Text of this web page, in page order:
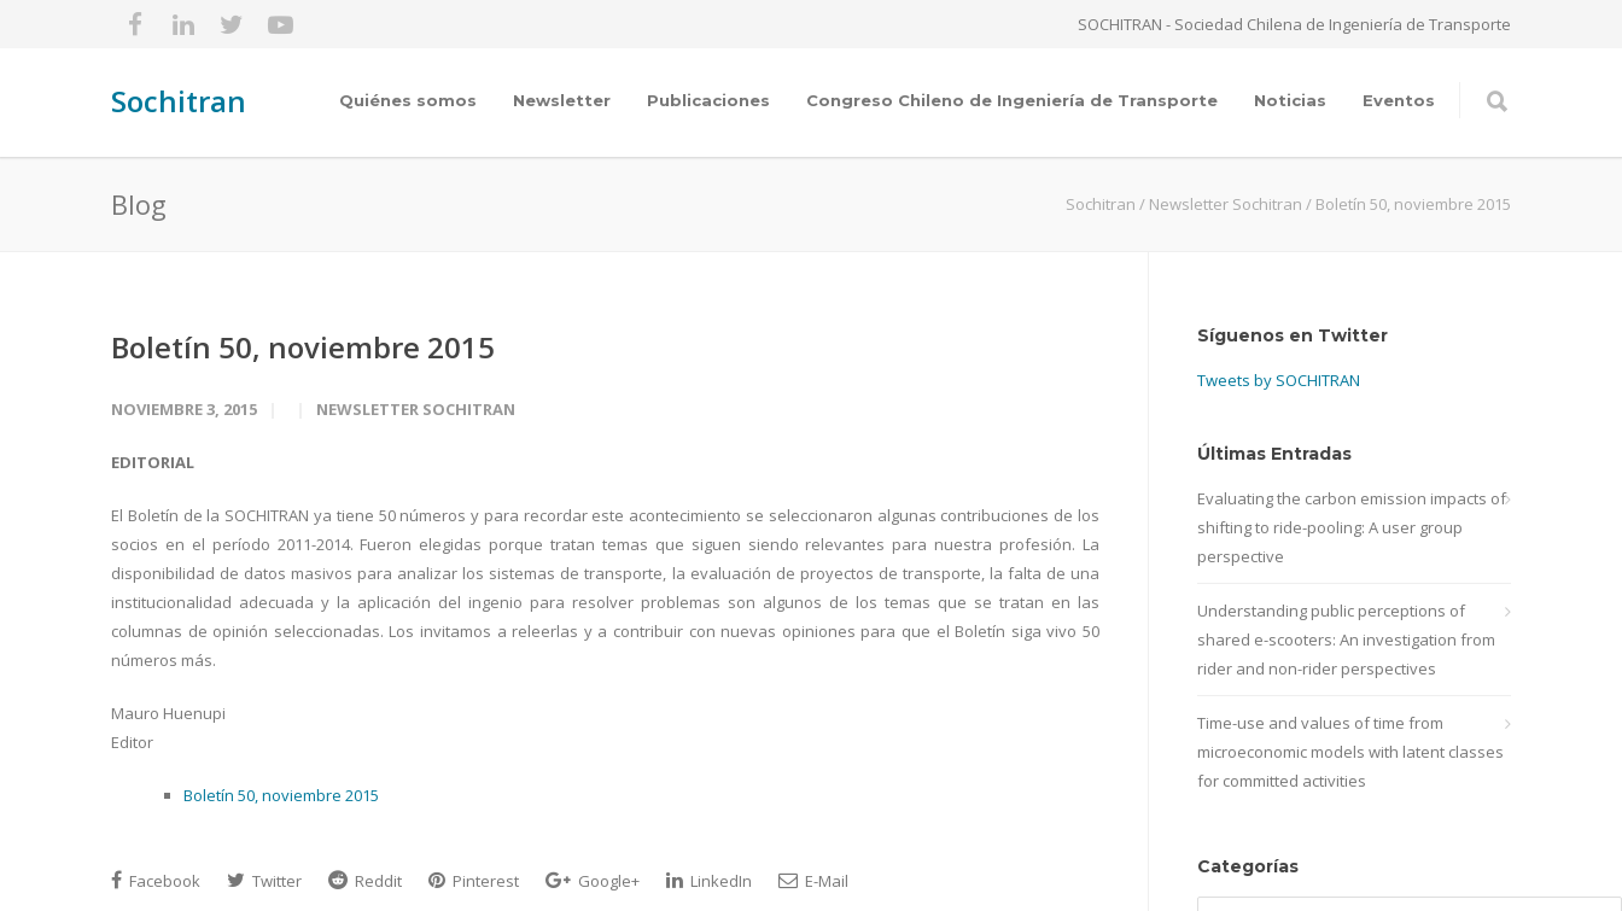
SOCHITRAN - Sociedad Chilena de Ingeniería de Transporte
Sochitran Quiénes somos Newsletter Publicaciones Congreso Chileno de Ingeniería de Transporte Noticias Eventos
Blog Sochitran / Newsletter Sochitran / Boletín 50, noviembre 2015
Boletín 50, noviembre 2015
NOVIEMBRE 3, 2015 NEWSLETTER SOCHITRAN
EDITORIAL
El Boletín de la SOCHITRAN ya tiene 50 números y para recordar este acontecimiento se seleccionaron algunas contribuciones de los
socios en el período 2011-2014. Fueron elegidas porque tratan temas que siguen siendo relevantes para nuestra profesión. La
disponibilidad de datos masivos para analizar los sistemas de transporte, la evaluación de proyectos de transporte, la falta de una
institucionalidad adecuada y la aplicación del ingenio para resolver problemas son algunos de los temas que se tratan en las
columnas de opinión seleccionadas. Los invitamos a releerlas y a contribuir con nuevas opiniones para que el Boletín siga vivo 50
números más.
Mauro Huenupi
Editor
Boletín 50, noviembre 2015
Facebook Twitter Reddit Pinterest Google+ LinkedIn E-Mail
Síguenos en Twitter
Tweets by SOCHITRAN
Últimas Entradas
Evaluating the carbon emission impacts of
shifting to ride-pooling: A user group
perspective
Understanding public perceptions of
shared e-scooters: An investigation from
rider and non-rider perspectives
Time-use and values of time from
microeconomic models with latent classes
for committed activities
Categorías